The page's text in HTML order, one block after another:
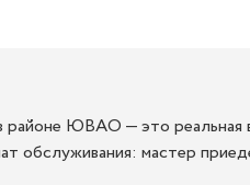
районе ЮВАО — это
обслуживания: мастер